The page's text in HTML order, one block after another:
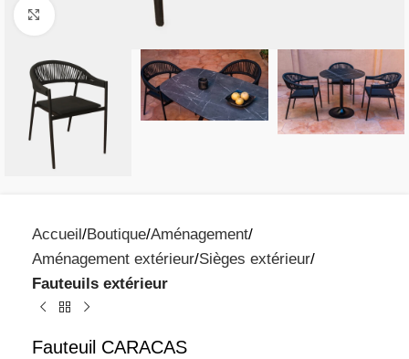
Accueil Boutique Aménagement
Aménagement extérieur Sièges extérieur
Fauteuils extérieur
Fauteuil CARACAS